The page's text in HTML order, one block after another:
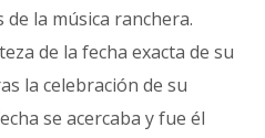
la música ranchera.
de la fecha exacta de su
la celebración de su
se acercaba y fue él